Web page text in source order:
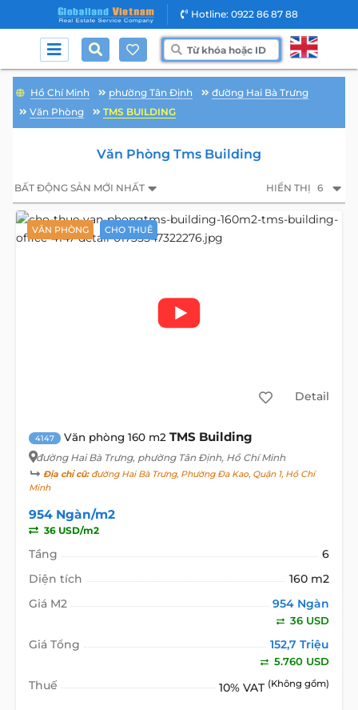
Hotline: 0922 86 87 88
Hồ Chí Minh phường Tân Định
đường Hai Bà Trưng
Văn Phòng
TMS BUILDING
Văn Phòng Tms Building
BẤT ĐỘNG SẢN MỚI NHẤT HIỂN THỊ 6
VĂN PHÒNG CHO THUÊ
Detail
4147 Văn phòng 160 m2 TMS Building
đường Hai Bà Trưng, phường Tân Định, Hồ Chí Minh
Địa chỉ cũ:đường Hai Bà Trưng, Phường Đa Kao, Quận 1, Hồ Chí
Minh
954 Ngàn/m2
36 USD/m2
Tầng
6
Diện tích
160 m2
Giá M2
954 Ngàn
36 USD
Giá Tổng 152,7 Triệu
5.760 USD
Thuế 10% VAT (Không gồm)